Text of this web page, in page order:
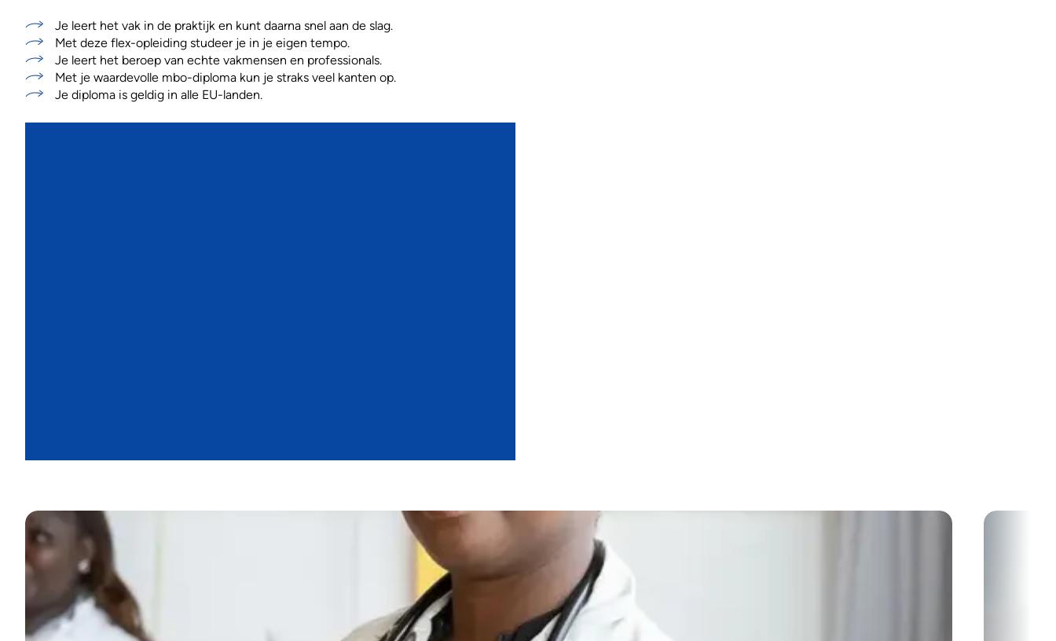
Je leert het vak in de praktijk en kunt daarna snel aan de slag.
Met deze flex-opleiding studeer je in je eigen tempo.
Je leert het beroep van echte vakmensen en professionals.
Met je waardevolle mbo-diploma kun je straks veel kanten op.
Je diploma is geldig in alle EU-landen.